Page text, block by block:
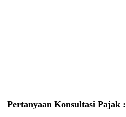
Pertanyaan Konsultasi Pajak :